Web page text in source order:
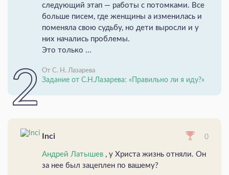
следующий этап — работы с потомками. Все
больше писем, где женщины а изменилась и
поменяла свою судьбу, но дети выросли и у
них начались проблемы.
Это только ...
От С. Н. Лазарева
Задание от С.Н.Лазарева: «Правильно ли я иду?»
Inci 0
Андрей Латышев , у Христа жизнь отняли. Он
за нее был зацеплен по вашему?